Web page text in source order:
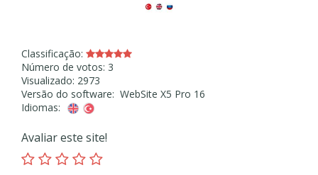
Classificação:
Número de votos: 3
Visualizado: 2973
Versão do software: WebSite X5 Pro 16
Idiomas:
Avaliar este site!